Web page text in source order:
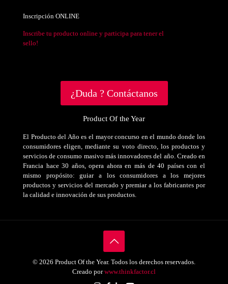
Inscripción ONLINE
Inscribe tu producto online y participa para tener el
sello!
¿Duda ? Contáctanos
Product Of the Year
El Producto del Año es el mayor concurso en el mundo donde los
consumidores eligen, mediante su voto directo, los productos y
servicios de consumo masivo más innovadores del año. Creado en
Francia hace 30 años, opera ahora en más de 40 países con el
mismo propósito: guiar a los consumidores a los mejores
productos y servicios del mercado y premiar a los fabricantes por
la calidad e innovación de sus productos.
© 2026 Product Of the Year. Todos los derechos reservados.
Creado porwww.thinkfactor.cl